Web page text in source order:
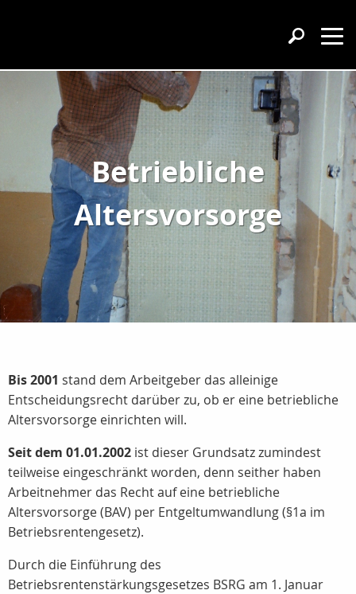
Betriebliche
Altersvorsorge
Bis 2001 stand dem Arbeitgeber das alleinige
Entscheidungsrecht darüber zu, ob er eine betriebliche
Altersvorsorge einrichten will.
Seit dem 01.01.2002 ist dieser Grundsatz zumindest
teilweise eingeschränkt worden, denn seither haben
Arbeitnehmer das Recht auf eine betriebliche
Altersvorsorge (BAV) per Entgeltumwandlung (§1a im
Betriebsrentengesetz).
Durch die Einführung des
Betriebsrentenstärkungsgesetzes BSRG am 1. Januar